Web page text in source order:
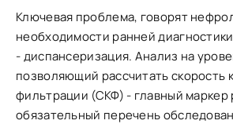
Ключевая проблема, говорят
необходимости ранней
- диспансеризация. Анализ на
позволяющий рассчитать скорость
фильтрации (СКФ) - главный маркер
обязательный перечень